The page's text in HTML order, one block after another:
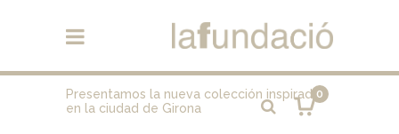
0
Presentamos la nueva colección inspirada
en la ciudad de Girona